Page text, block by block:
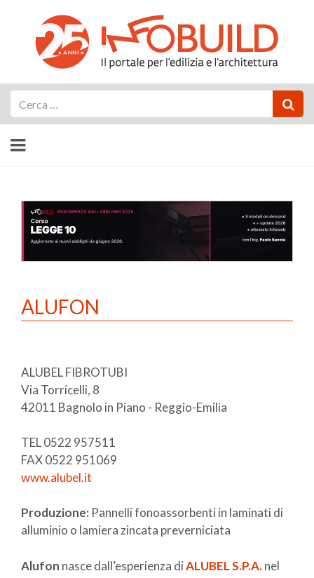
ALUFON
ALUBEL FIBROTUBI
Via Torricelli, 8
42011 Bagnolo in Piano - Reggio-Emilia
TEL 0522 957511
FAX 0522 951069
www.alubel.it
Produzione: Pannelli fonoassorbenti in laminati di
alluminio o lamiera zincata preverniciata
Alufon nasce dall’esperienza diALUBEL S.P.A.nel